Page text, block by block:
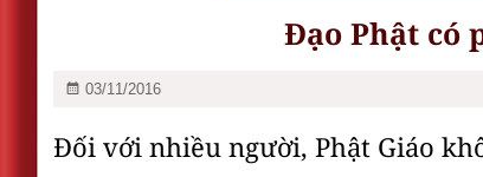
Đạo Phật có
03/11/2016
Đối với nhiều người, Phật Giáo